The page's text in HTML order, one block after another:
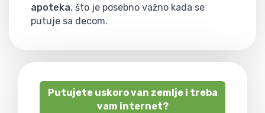
apoteka, što je posebno važno kada se
putuje sa decom.
Putujete uskoro van zemlje i treba
vam internet?